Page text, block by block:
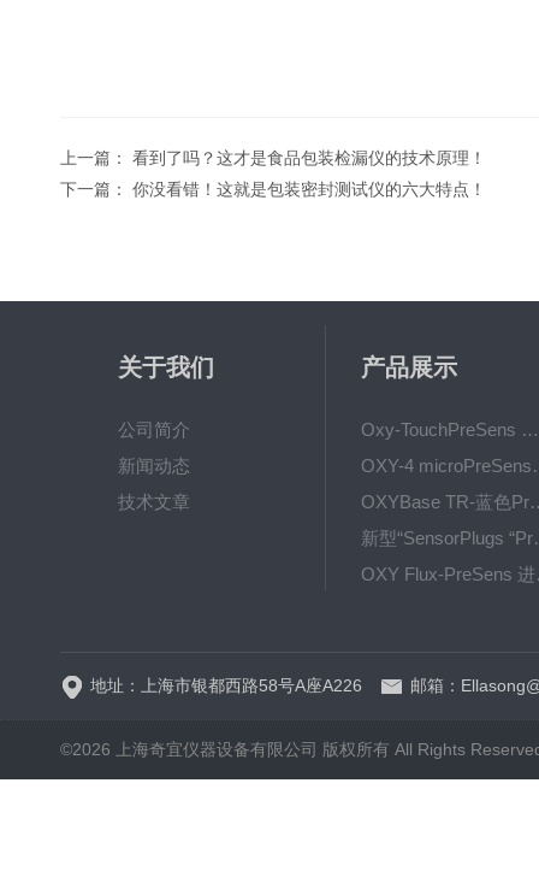
上一篇： 看到了吗？这才是食品包装检漏仪的技术原理！
下一篇： 你没看错！这就是包装密封测试仪的六大特点！
关于我们
公司简介
新闻动态
技术文章
产品展示
Oxy-TouchPreSens 氧分析仪 多孔培养容器监测
OXY-4
OXYBase TR-蓝色
新型
地址：上海市银都西路58号A座A226 邮箱：
©2026 上海奇宜仪器设备有限公司 版权所有 All Rights